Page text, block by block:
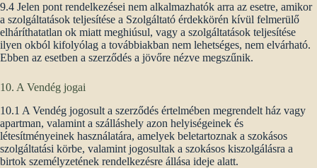
9.4 Jelen pont rendelkezései nem alkalmazhatók arra az esetre, amikor
a szolgáltatások teljesítése a Szolgáltató érdekkörén kívül felmerülő
elháríthatatlan ok miatt meghiúsul, vagy a szolgáltatások teljesítése
ilyen okból kifolyólag a továbbiakban nem lehetséges, nem elvárható.
Ebben az esetben a szerződés a jövőre nézve megszűnik.
10. A Vendég jogai
10.1 A Vendég jogosult a szerződés értelmében megrendelt ház vagy
apartman, valamint a szálláshely azon helyiségeinek és
létesítményeinek használatára, amelyek beletartoznak a szokásos
szolgáltatási körbe, valamint jogosultak a szokásos kiszolgálásra a
birtok személyzetének rendelkezésre állása ideje alatt.